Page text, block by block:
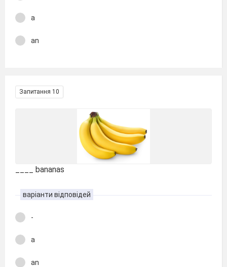
a
an
Запитання 10
____ bananas
варіанти відповідей
-
a
an